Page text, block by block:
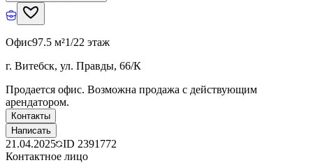
Офис97.5 м²1/22 этаж
г. Витебск, ул. Правды, 66/К
Продается офис. Возможна продажа с действующим
арендатором.
Контакты
Написать
21.04.2025 ID 2391772
Контактное лицо